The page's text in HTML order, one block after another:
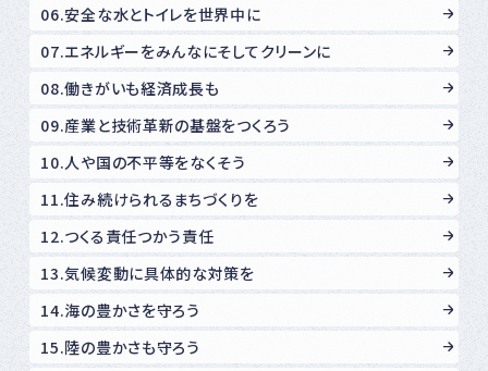
06.安全な水とトイレを世界中に
07.エネルギーをみんなにそしてクリーンに
08.働きがいも経済成長も
09.産業と技術革新の基盤をつくろう
10.人や国の不平等をなくそう
11.住み続けられるまちづくりを
12.つくる責任つかう責任
13.気候変動に具体的な対策を
14.海の豊かさを守ろう
15.陸の豊かさも守ろう